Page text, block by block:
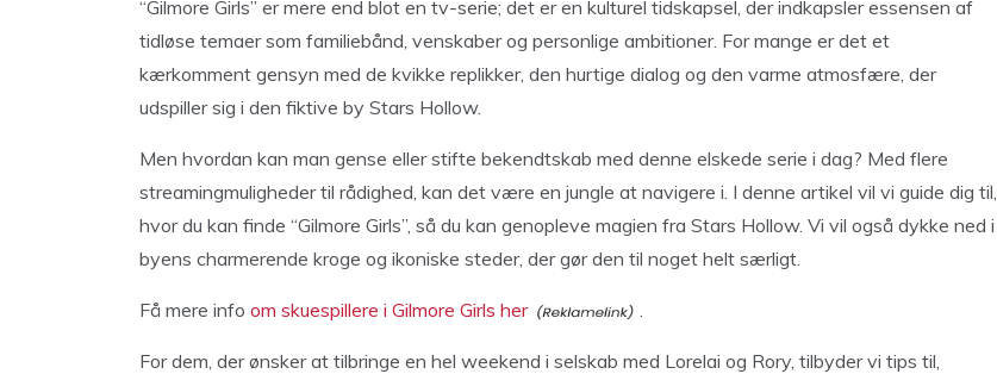
“Gilmore Girls” er mere end blot en tv-serie; det er en kulturel tidskapsel, der indkapsler essensen af
tidløse temaer som familiebånd, venskaber og personlige ambitioner. For mange er det et
kærkomment gensyn med de kvikke replikker, den hurtige dialog og den varme atmosfære, der
udspiller sig i den fiktive by Stars Hollow.
Men hvordan kan man gense eller stifte bekendtskab med denne elskede serie i dag? Med flere
streamingmuligheder til rådighed, kan det være en jungle at navigere i. I denne artikel vil vi guide dig til,
hvor du kan finde “Gilmore Girls”, så du kan genopleve magien fra Stars Hollow. Vi vil også dykke ned i
byens charmerende kroge og ikoniske steder, der gør den til noget helt særligt.
Få mere info om skuespillere i Gilmore Girls her .
For dem, der ønsker at tilbringe en hel weekend i selskab med Lorelai og Rory, tilbyder vi tips til,